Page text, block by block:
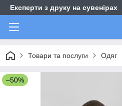
Експерти з друку на сувенірах
Товари та послуги Одяг
–50%